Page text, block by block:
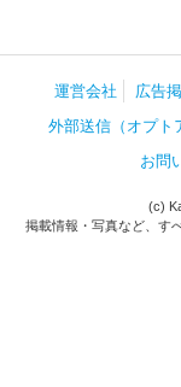
運営会社 広告
外部送信（オプト
お問
(c)
掲載情報・写真など、す